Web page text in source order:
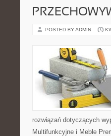
POSTED BY ADMIN
rozwiązań dotyczących
Multifunkcyjne i Meble